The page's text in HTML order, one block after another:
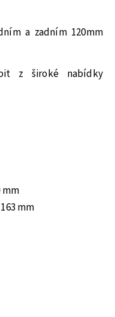
a zadním 120mm
z široké nabídky
mm
mm